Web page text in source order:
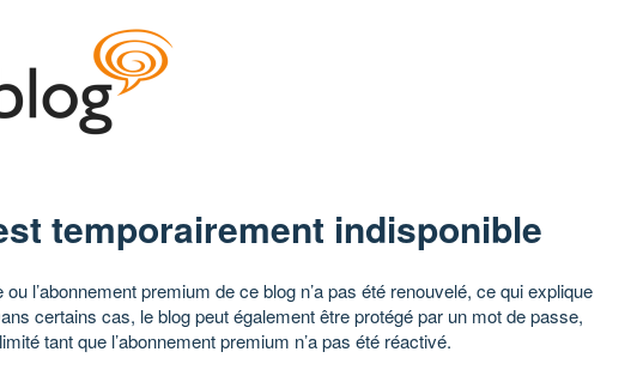
temporairement indisponible
l’abonnement premium de ce blog n’a pas été renouvelé, ce qui explique
certains cas, le blog peut également être protégé par un mot de passe,
tant que l’abonnement premium n’a pas été réactivé.